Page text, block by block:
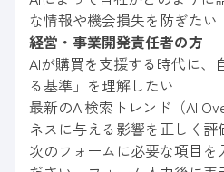
な情報や機会損失を防ぎたい
経営・事業開発責任者の方
AIが購買を支援する時代に、
る基準」を理解したい
最新のAI検索トレンド（AI
ネスに与える影響を正しく評
次のフォームに必要な項目を